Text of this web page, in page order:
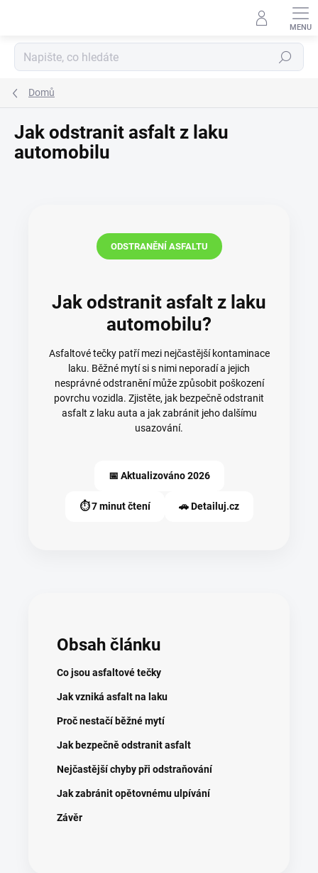
Hledat
Domů
Jak odstranit asfalt z laku
automobilu
ODSTRANĚNÍ ASFALTU
Jak odstranit asfalt z laku
automobilu?
Asfaltové tečky patří mezi nejčastější kontaminace
laku. Běžné mytí si s nimi neporadí a jejich
nesprávné odstranění může způsobit poškození
povrchu vozidla. Zjistěte, jak bezpečně odstranit
asfalt z laku auta a jak zabránit jeho dalšímu
usazování.
📅 Aktualizováno 2026
⏱️ 7 minut čtení 🚗 Detailuj.cz
Obsah článku
Co jsou asfaltové tečky
Jak vzniká asfalt na laku
Proč nestačí běžné mytí
Jak bezpečně odstranit asfalt
Nejčastější chyby při odstraňování
Jak zabránit opětovnému ulpívání
Závěr